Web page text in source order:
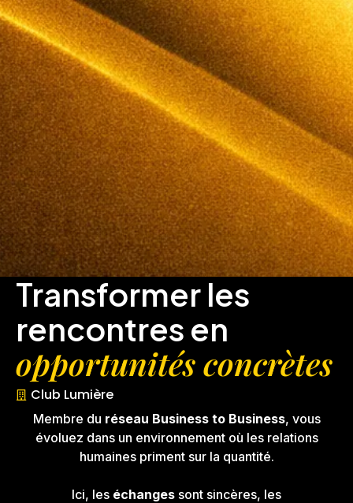
Membre du réseau Business to Business, vous
évoluez dans un environnement où les relations
humaines priment sur la quantité.
Ici, les échanges sont sincères, les
Transformer les
rencontres en
opportunités concrètes
Club Lumière